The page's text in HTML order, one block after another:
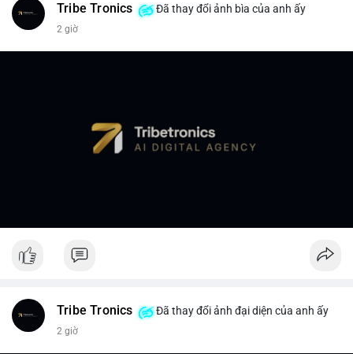
Tribe Tronics Đã thay đổi ảnh bìa của anh ấy
2 giờ
Tribe Tronics Đã thay đổi ảnh đại diện của anh ấy
2 giờ